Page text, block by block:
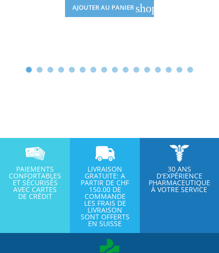
AJOUTER AU PANIER shopping_cart
PAIEMENTS
CONFORTABLES
ET SÉCURISÉS
AVEC CARTES
DE CRÉDIT
LIVRAISON
GRATUITE: A
PARTIR DE CHF
150.00 DE
COMMANDE
LES FRAIS DE
LIVRAISON
SONT OFFERTS
EN SUISSE
30 ANS
D'EXPÉRIENCE
PHARMACEUTIQUE
À VOTRE SERVICE